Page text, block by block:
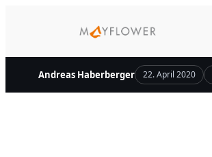
Andreas Haberberger 22. April 2020